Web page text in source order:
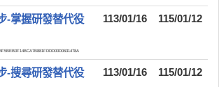
-掌握研發替代役
113/01/16 115/01/12
-搜尋研發替代役
113/01/16 115/01/12